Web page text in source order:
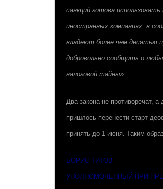
санкций готова
иностранных компаниях, в
владеют более чем десятью
добровольно сообщить о
налоговой тайны».
Два закона не противоречат,
пришлось перенести старт
принять до 1 июня. Таким
БОРИС ТИТОВ
УПОЛНОМОЧЕННЫЙ ПРИ